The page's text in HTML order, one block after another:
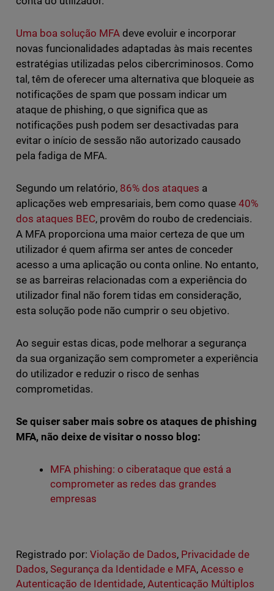
Uma boa solução MFAdeve evoluir e incorporar
novas funcionalidades adaptadas às mais recentes
estratégias utilizadas pelos cibercriminosos. Como
tal, têm de oferecer uma alternativa que bloqueie as
notificações de spam que possam indicar um
ataque de phishing, o que significa que as
notificações push podem ser desactivadas para
evitar o início de sessão não autorizado causado
pela fadiga de MFA.
Segundo um relatório, 86% dos ataques a
aplicações web empresariais, bem como quase40%
dos ataques BEC, provêm do roubo de credenciais.
A MFA proporciona uma maior certeza de que um
utilizador é quem afirma ser antes de conceder
acesso a uma aplicação ou conta online. No entanto,
se as barreiras relacionadas com a experiência do
utilizador final não forem tidas em consideração,
esta solução pode não cumprir o seu objetivo.
Ao seguir estas dicas, pode melhorar a segurança
da sua organização sem comprometer a experiência
do utilizador e reduzir o risco de senhas
comprometidas.
Se quiser saber mais sobre os ataques de phishing
MFA, não deixe de visitar o nosso blog:
MFA phishing: o ciberataque que está a
comprometer as redes das grandes
empresas
Registrado por: Violação de Dados, Privacidade de
Dados, Segurança da Identidade e MFA,Acesso e
Autenticação de Identidade, Autenticação Múltiplos